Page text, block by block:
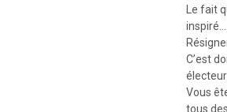
Le fait
inspiré….
C’est
Vous
tous